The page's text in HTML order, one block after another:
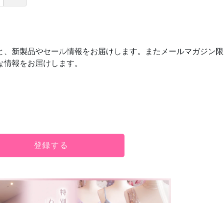
新製品やセール情報をお届けします。またメールマガジン限
報をお届けします。
登録する